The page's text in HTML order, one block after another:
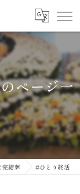
ページ一
完結葬 #ひとり終活